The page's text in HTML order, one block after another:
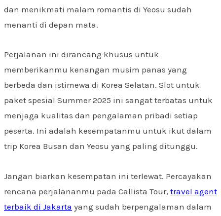
dan menikmati malam romantis di Yeosu sudah
menanti di depan mata.
Perjalanan ini dirancang khusus untuk
memberikanmu kenangan musim panas yang
berbeda dan istimewa di Korea Selatan. Slot untuk
paket spesial Summer 2025 ini sangat terbatas untuk
menjaga kualitas dan pengalaman pribadi setiap
peserta. Ini adalah kesempatanmu untuk ikut dalam
trip Korea Busan dan Yeosu yang paling ditunggu.
Jangan biarkan kesempatan ini terlewat. Percayakan
rencana perjalananmu pada Callista Tour, travel agent
terbaik di Jakarta yang sudah berpengalaman dalam